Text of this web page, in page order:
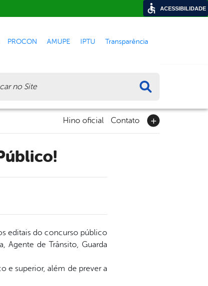
PROCON AMUPE IPTU Transparência
Hino oficial Contato
editais do concurso público
Agente de Trânsito, Guarda
e superior, além de prever a
ACESSIBILIDADE